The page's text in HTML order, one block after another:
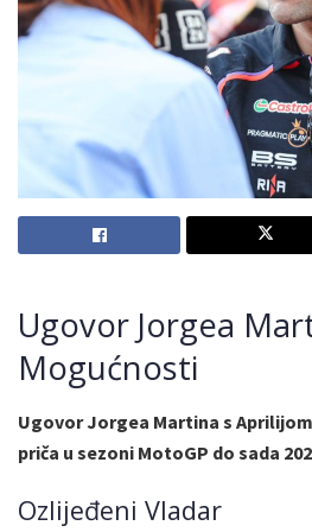
Ugovor Jorgea
Mogućnosti
Ugovor Jorgea Martina s
priča u sezoni MotoGP do sada
Ozlijeđeni Vladar